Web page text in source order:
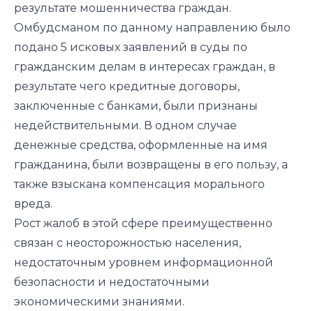
результате мошенничества граждан.
Омбудсманом по данному направлению было
подано 5 исковых заявлений в суды по
гражданским делам в интересах граждан, в
результате чего кредитные договоры,
заключенные с банками, были признаны
недействительными. В одном случае
денежные средства, оформленные на имя
гражданина, были возвращены в его пользу, а
также взыскана компенсация морального
вреда.
Рост жалоб в этой сфере преимущественно
связан с неосторожностью населения,
недостаточным уровнем информационной
безопасности и недостаточными
экономическими знаниями.